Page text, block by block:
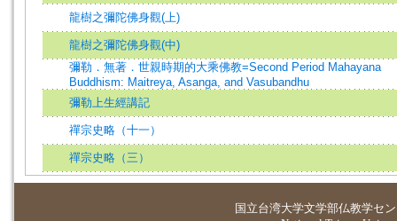
龍樹之彌陀佛身觀(上)
龍樹之彌陀佛身觀(中)
彌勒．無著．世親時期的大乘佛教=Second Period Mahayana
Buddhism: Maitreya, Asanga, and Vasubandhu
彌勒上生經講記
禪宗史略（十一）
禪宗史略（三）
国立台湾大学文学部仏教学セ